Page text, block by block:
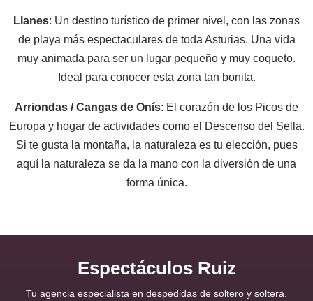
Llanes: Un destino turístico de primer nivel, con las zonas
de playa más espectaculares de toda Asturias. Una vida
muy animada para ser un lugar pequeño y muy coqueto.
Ideal para conocer esta zona tan bonita.
Arriondas / Cangas de Onís: El corazón de los Picos de
Europa y hogar de actividades como el Descenso del Sella.
Si te gusta la montaña, la naturaleza es tu elección, pues
aquí la naturaleza se da la mano con la diversión de una
forma única.
Espectáculos Ruiz
Tu agencia especialista en despedidas de soltero y soltera.